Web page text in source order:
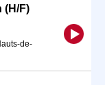
(H/F)
de-